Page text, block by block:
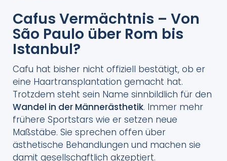
Cafus Vermächtnis – Von
São Paulo über Rom bis
Istanbul?
Cafu hat bisher nicht offiziell bestätigt, ob er
eine Haartransplantation gemacht hat.
Trotzdem steht sein Name sinnbildlich für den
Wandel in der Männerästhetik. Immer mehr
frühere Sportstars wie er setzen neue
Maßstäbe. Sie sprechen offen über
ästhetische Behandlungen und machen sie
damit gesellschaftlich akzeptiert.